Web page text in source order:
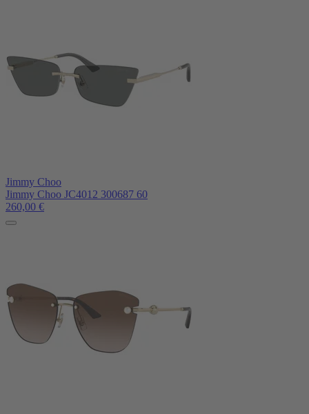
Jimmy Choo
Jimmy Choo JC4012 300687 60
260,00 €